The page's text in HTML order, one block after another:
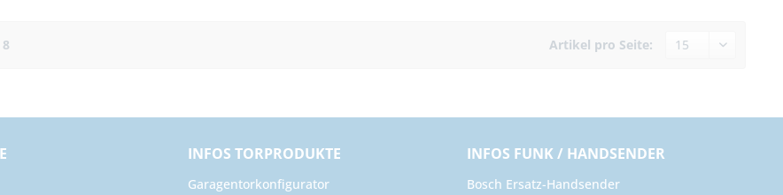
8 Artikel pro Seite:
INFOS TORPRODUKTE
Garagentorkonfigurator
INFOS FUNK / HANDSENDER
Bosch Ersatz-Handsender